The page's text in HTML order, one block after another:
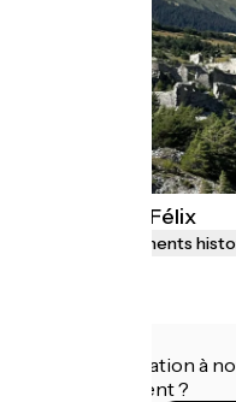
Fort Charles Félix
Sites et monuments
Une information à
établissement ?